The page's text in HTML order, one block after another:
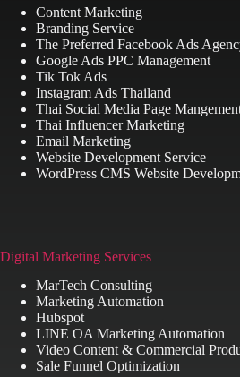
Content Marketing
Branding Service
The Preferred Facebook Ads
Google Ads PPC Management
Tik Tok Ads
Instagram Ads Thailand
Thai Social Media Page
Thai Influencer Marketing
Email Marketing
Website Development Service
WordPress CMS Website
Digital Marketing Services
MarTech Consulting
Marketing Automation
Hubspot
LINE OA Marketing Automation
Video Content & Commercial
Sale Funnel Optimization